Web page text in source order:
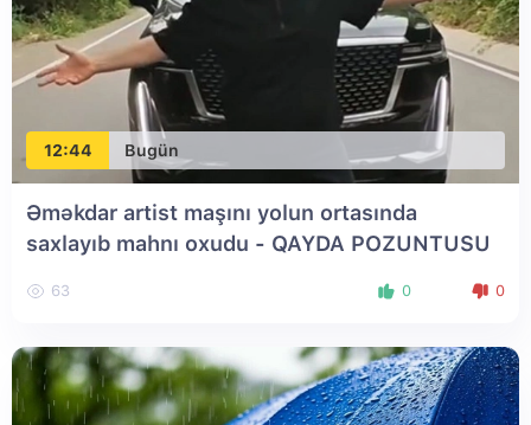
12:44 Bugün
Əməkdar artist maşını yolun ortasında
saxlayıb mahnı oxudu - QAYDA POZUNTUSU
63 0 0